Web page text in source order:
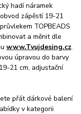
hadí náramek
zápěstí 19-21
TOPBEADS
a měnit dle
www.Tvujdesing.cz.
úpravou do barvy
21 cm, adjustační
přát dárkové balení
v kategorii